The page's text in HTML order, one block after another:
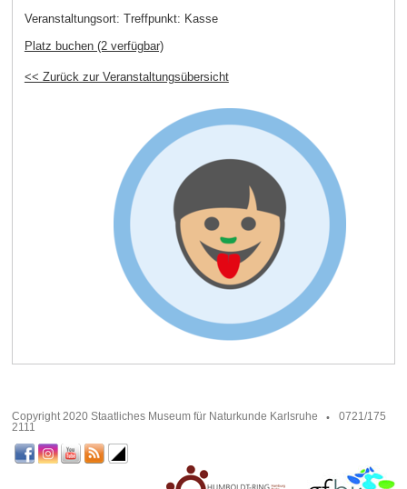
Veranstaltungsort: Treffpunkt: Kasse
Platz buchen (2 verfügbar)
<< Zurück zur Veranstaltungsübersicht
Copyright 2020 Staatliches Museum für Naturkunde Karlsruhe
0721/175
2111